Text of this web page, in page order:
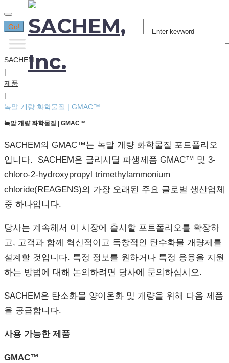
Search
for:
Go!
SACHEM
|
제품
|
녹말 개량 화학물질 | GMAC™
녹말 개량 화학물질 | GMAC™
SACHEM의 GMAC™는 녹말 개량 화학물질 포트폴리오
입니다. SACHEM은 글리시딜 파생제품 GMAC™ 및 3-
chloro-2-hydroxypropyl trimethylammonium
chloride(REAGENS)의 가장 오래된 주요 글로벌 생산업체
중 하나입니다.
당사는 계속해서 이 시장에 출시할 포트폴리오를 확장하
고, 고객과 함께 혁신적이고 독창적인 탄수화물 개량제를
설계할 것입니다. 특정 정보를 원하거나 특정 응용을 지원
하는 방법에 대해 논의하려면 당사에 문의하십시오.
SACHEM은 탄소화물 양이온화 및 개량을 위해 다음 제품
을 공급합니다.
사용 가능한 제품
GMAC™